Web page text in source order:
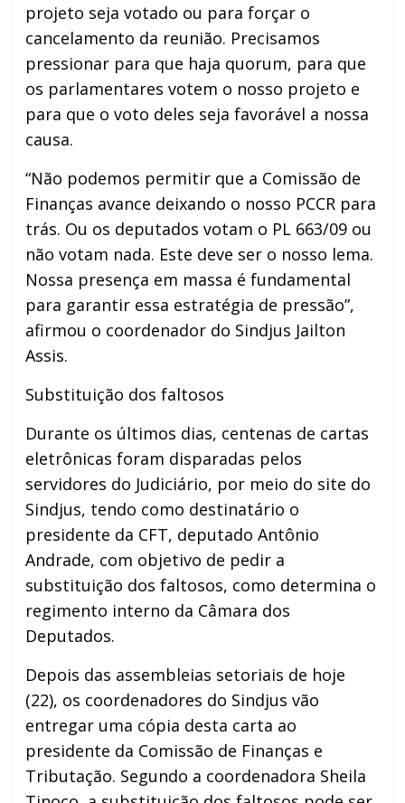
projeto seja votado ou para forçar o
cancelamento da reunião. Precisamos
pressionar para que haja quorum, para que
os parlamentares votem o nosso projeto e
para que o voto deles seja favorável a nossa
causa.
“Não podemos permitir que a Comissão de
Finanças avance deixando o nosso PCCR para
trás. Ou os deputados votam o PL 663/09 ou
não votam nada. Este deve ser o nosso lema.
Nossa presença em massa é fundamental
para garantir essa estratégia de pressão”,
afirmou o coordenador do Sindjus Jailton
Assis.
Substituição dos faltosos
Durante os últimos dias, centenas de cartas
eletrônicas foram disparadas pelos
servidores do Judiciário, por meio do site do
Sindjus, tendo como destinatário o
presidente da CFT, deputado Antônio
Andrade, com objetivo de pedir a
substituição dos faltosos, como determina o
regimento interno da Câmara dos
Deputados.
Depois das assembleias setoriais de hoje
(22), os coordenadores do Sindjus vão
entregar uma cópia desta carta ao
presidente da Comissão de Finanças e
Tributação. Segundo a coordenadora Sheila